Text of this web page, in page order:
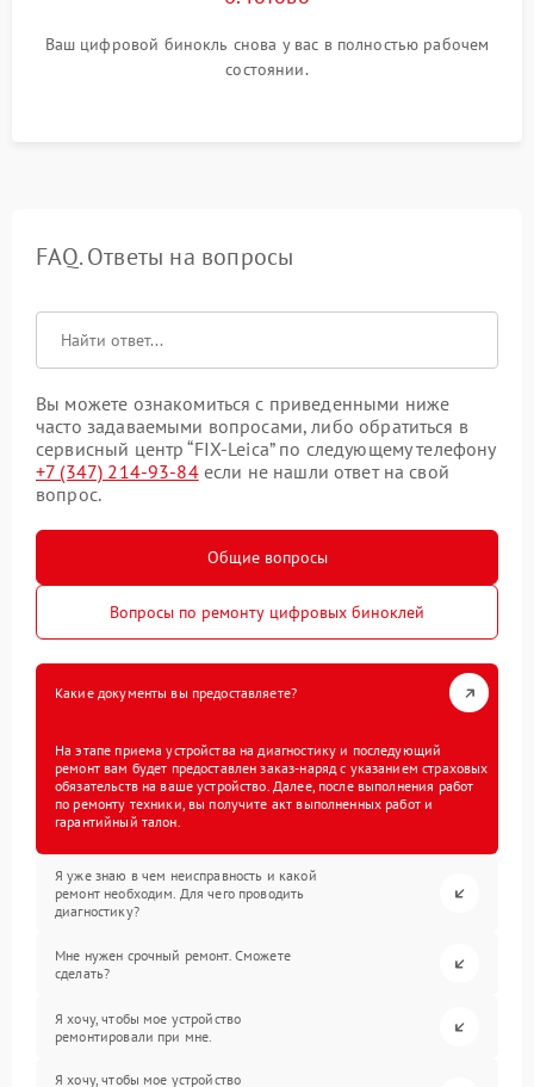
Ваш цифровой бинокль снова у вас в полностью рабочем
состоянии.
FAQ. Ответы на вопросы
Вы можете ознакомиться с приведенными ниже
часто задаваемыми вопросами, либо обратиться в
сервисный центр “FIX-Leica” по следующему телефону
+7 (347) 214-93-84если не нашли ответ на свой
вопрос.
Общие вопросы
Вопросы по ремонту цифровых биноклей
Какие документы вы предоставляете?
На этапе приема устройства на диагностику и последующий
ремонт вам будет предоставлен заказ-наряд с указанием страховых
обязательств на ваше устройство. Далее, после выполнения работ
по ремонту техники, вы получите акт выполненных работ и
гарантийный талон.
Я уже знаю в чем неисправность и какой
ремонт необходим. Для чего проводить
диагностику?
Мне нужен срочный ремонт. Сможете
сделать?
Я хочу, чтобы мое устройство
ремонтировали при мне.
Я хочу, чтобы мое устройство